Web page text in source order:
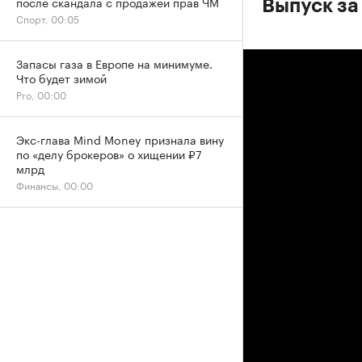
Выпуск
Спорт, 00:05
Запасы газа в Европе на минимуме.
Что будет зимой
Pro, 00:00
Экс-глава Mind Money признала вину
по «делу брокеров» о хищении ₽7
млрд
Финансы, 00:00